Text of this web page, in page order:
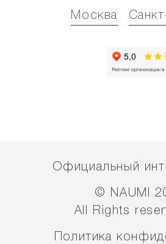
Москва
Официальный
© NAUMI
All Rights
Политика